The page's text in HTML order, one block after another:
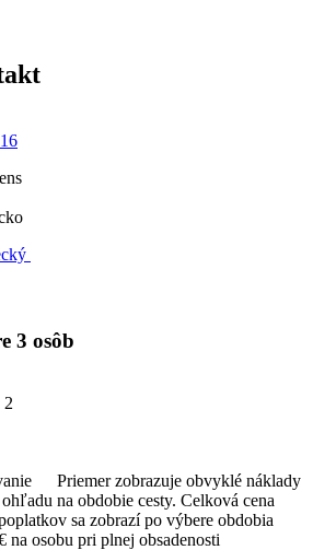
3 osôb
2
Priemer zobrazuje obvyklé náklady
na obdobie cesty. Celková cena
sa zobrazí po výbere obdobia
na osobu pri plnej obsadenosti